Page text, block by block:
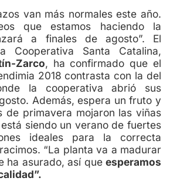
más normales este año.
que estamos haciendo la
a finales de agosto”. El
Cooperativa Santa Catalina,
Zarco, ha confirmado que el
2018 contrasta con la del
la cooperativa abrió sus
Además, espera un fruto y
de primavera mojaron las viñas
siendo un verano de fuertes
ideales para la correcta
“La planta va a madurar
ha asurado, así que esperamos